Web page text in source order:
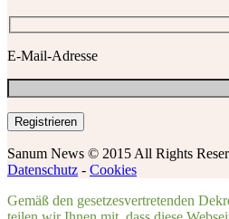
E-Mail-Adresse
Sanum News © 2015 All Rights
Datenschutz - Cookies
Gemäß den gesetzesvertretenden